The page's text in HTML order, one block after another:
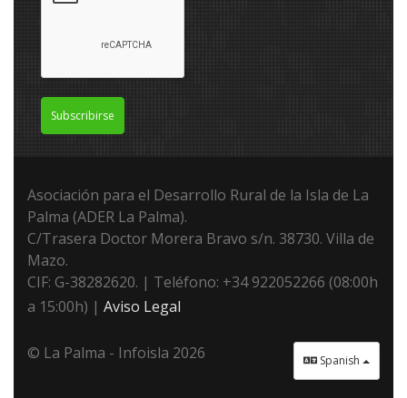
Subscribirse
Asociación para el Desarrollo Rural de la Isla de La
Palma (ADER La Palma).
C/Trasera Doctor Morera Bravo s/n. 38730. Villa de
Mazo.
CIF: G-38282620. | Teléfono: +34 922052266 (08:00h
a 15:00h) | Aviso Legal
Spanish
© La Palma - Infoisla 2026